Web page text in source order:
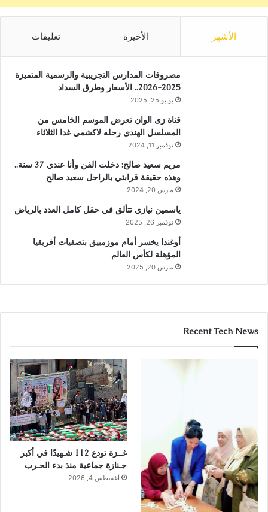
الأشهر الأخيرة تعليقات
مصروفات المدارس التجريبية والرسمية المتميزة
2025-2026.. الأسعار وطرق السداد
يونيو 25, 2025
قناة زى الوان تعرض الموسم الخامس من
المسلسل الهندى رحله لاكشمي غدا الثلاثاء
نوفمبر 11, 2024
مريم سعيد صالح: دخلت الفن وأنا عندي 37 سنة..
وهذه حقيقة قرابتي بالراحل سعيد صالح
مارس 20, 2024
ياسمين نيازي تتألق في حقل كامل العدد بالرياض
نوفمبر 26, 2025
أوغندا يخسر أمام موزمبيق بتصفيات أفريقيا
المؤهلة لكأس العالم
مارس 20, 2025
Recent Tech News
غــزة تودع 112 شـهيدًا في أكبر
جـنازة جماعية منذ بدء الحـرب
أغسطس 4, 2026